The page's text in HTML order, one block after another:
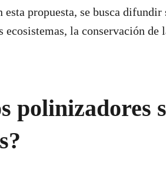
esta propuesta, se busca
ecosistemas, la conservación
polinizadores